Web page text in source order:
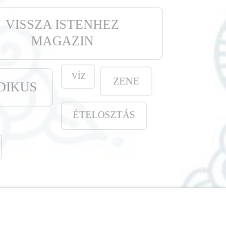
VISSZA ISTENHEZ
MAGAZIN
VÍZ ZENE
ÉTELOSZTÁS